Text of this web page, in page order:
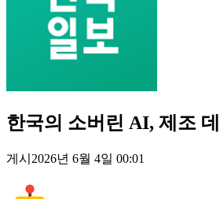
한국의 소버린 AI, 제조
게시 2026년 6월 4일 00:01